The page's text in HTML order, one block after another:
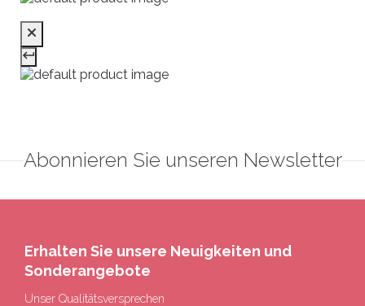
Abonnieren Sie unseren Newsletter
Erhalten Sie unsere Neuigkeiten und
Sonderangebote
Unser Qualitätsversprechen